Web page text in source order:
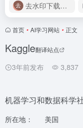
去水印下载视频
首页 • AI学习网站 • 正文
Kaggle翻译站点
3年前发布 3,837
机器学习和数据科学
所在地：
美国